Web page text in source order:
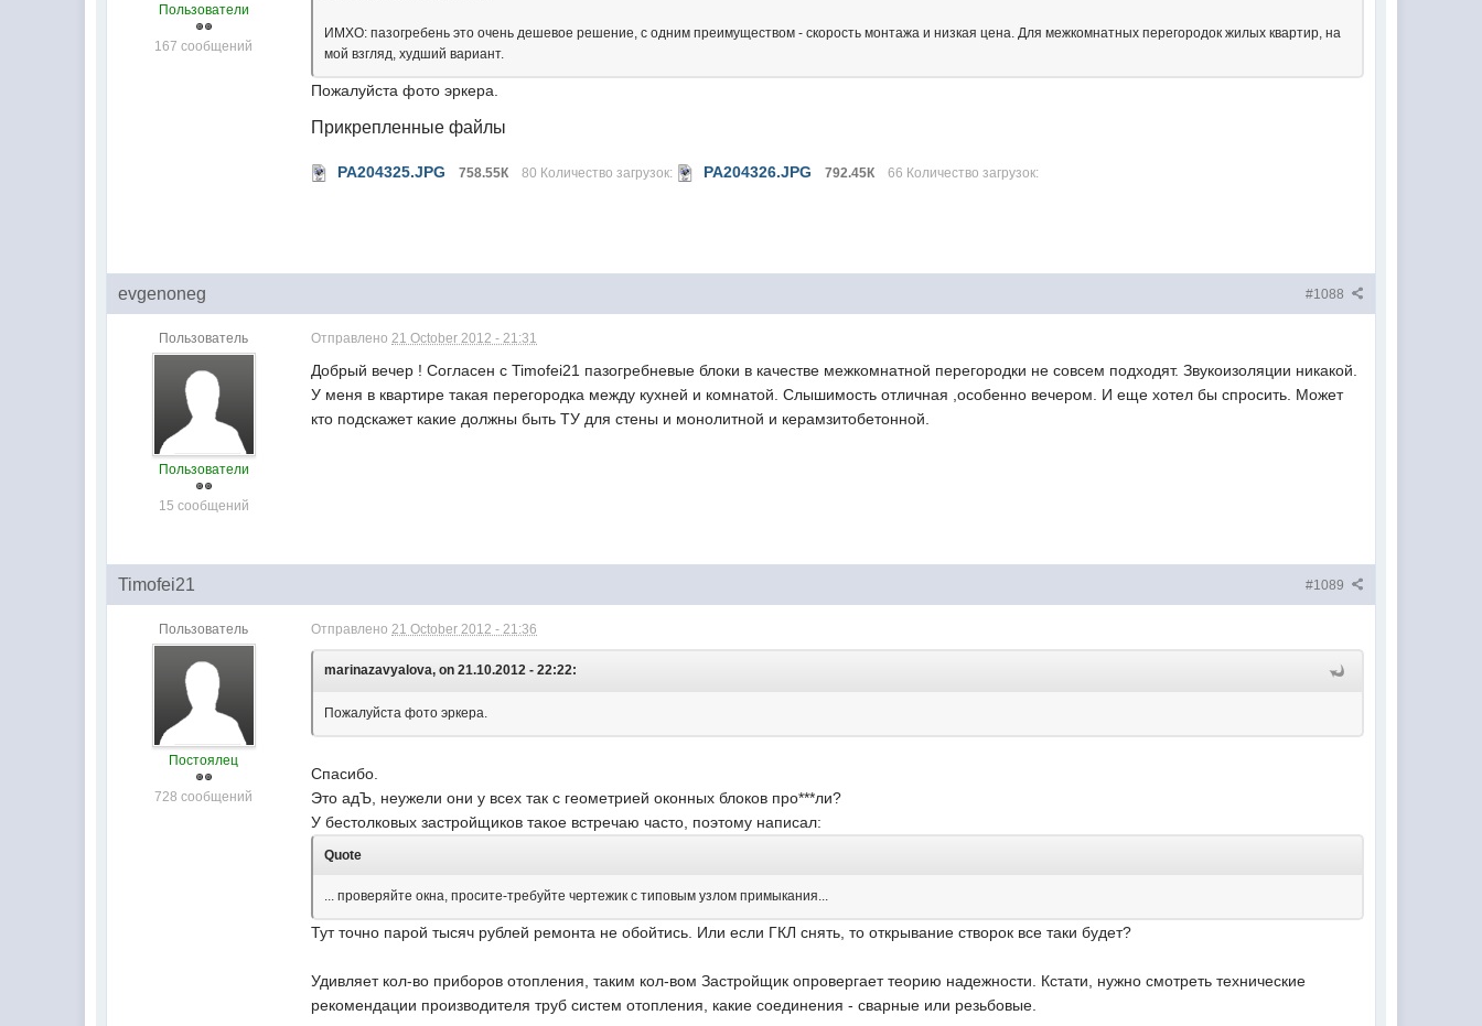
Пользователи
167 сообщений
ИМХО: пазогребень это очень дешевое решение, с одним преимуществом - скорость монтажа и низкая цена. Для межкомнатных перегородок жилых квартир, на
мой взгляд, худший вариант.
Пожалуйста фото эркера.
Прикрепленные файлы
PA204325.JPG 758.55К 80 Количество загрузок: PA204326.JPG 792.45К 66 Количество загрузок:
#1088
evgenoneg
Пользователь
Пользователи
15 сообщений
Отправлено 21 October 2012 - 21:31
Добрый вечер ! Согласен с Timofei21 пазогребневые блоки в качестве межкомнатной перегородки не совсем подходят. Звукоизоляции никакой.
У меня в квартире такая перегородка между кухней и комнатой. Слышимость отличная ,особенно вечером. И еще хотел бы спросить. Может
кто подскажет какие должны быть ТУ для стены и монолитной и керамзитобетонной.
#1089
Timofei21
Пользователь
Постоялец
728 сообщений
Отправлено 21 October 2012 - 21:36
marinazavyalova, on 21.10.2012 - 22:22:
Пожалуйста фото эркера.
Спасибо.
Это адЪ, неужели они у всех так с геометрией оконных блоков про***ли?
У бестолковых застройщиков такое встречаю часто, поэтому написал:
Quote
... проверяйте окна, просите-требуйте чертежик с типовым узлом примыкания...
Тут точно парой тысяч рублей ремонта не обойтись. Или если ГКЛ снять, то открывание створок все таки будет?
Удивляет кол-во приборов отопления, таким кол-вом Застройщик опровергает теорию надежности. Кстати, нужно смотреть технические
рекомендации производителя труб систем отопления, какие соединения - сварные или резьбовые.